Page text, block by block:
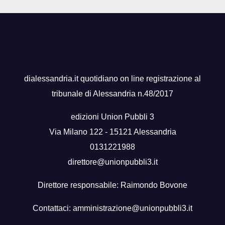
dialessandria.it quotidiano on line registrazione al
tribunale di Alessandria n.48/2017
edizioni Union Pubbli 3
Via Milano 122 - 15121 Alessandria
0131221988
direttore@unionpubbli3.it
Direttore responsabile: Raimondo Bovone
Contattaci: amministrazione@unionpubbli3.it